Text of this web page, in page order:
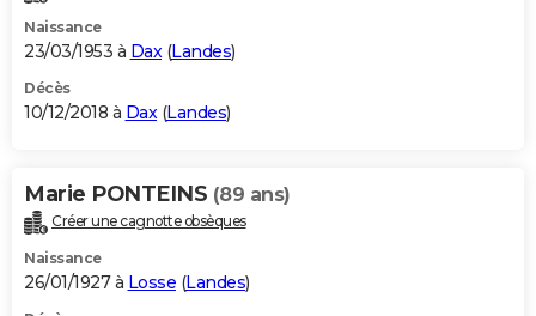
Dictionnaire
Biographies
Citations
Expressions
Proverbes
PROGRAMME TV
S'inscrire
Se connecter
Lycées
Collèges
Primaires
Universités
Entreprises
Service militaire
Avis de recherche
AVIS DE DÉCÈS
Bricolage
Lifestyle
Culture
Sport
Auto
Television
Voyage
Cinema
Naissance
23/03/1953 à Dax(Landes)
Décès
10/12/2018 à Dax(Landes)
Marie PONTEINS (89 ans)
Créer une cagnotte obsèques
Naissance
26/01/1927 à Losse (Landes)